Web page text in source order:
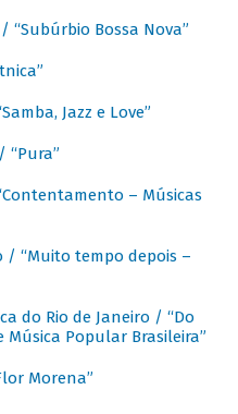
“Subúrbio Bossa Nova”
Jazz e Love”
“Pura”
– Músicas
/ “Muito tempo depois –
do Rio de Janeiro / “Do
Música Popular Brasileira”
Morena”